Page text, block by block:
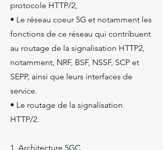
protocole HTTP/2,
• Le réseau coeur 5G et notamment les
fonctions de ce réseau qui contribuent
au routage de la signalisation HTTP2,
notamment, NRF, BSF, NSSF, SCP et
SEPP, ainsi que leurs interfaces de
service.
• Le routage de la signalisation
HTTP/2.
1. Architecture 5GC